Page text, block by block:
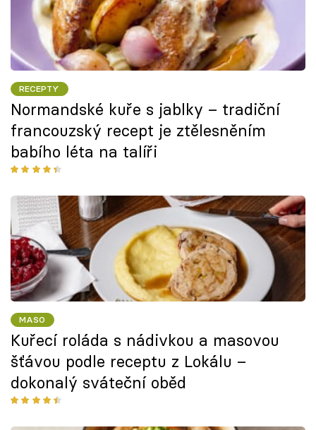
RECEPTY
Normandské kuře s jablky – tradiční
francouzský recept je ztělesněním
babího léta na talíři
MASO
Kuřecí roláda s nádivkou a masovou
šťávou podle receptu z Lokálu –
dokonalý sváteční oběd